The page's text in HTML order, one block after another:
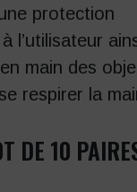
protection
l’utilisateur
main des
respirer la
DE 10